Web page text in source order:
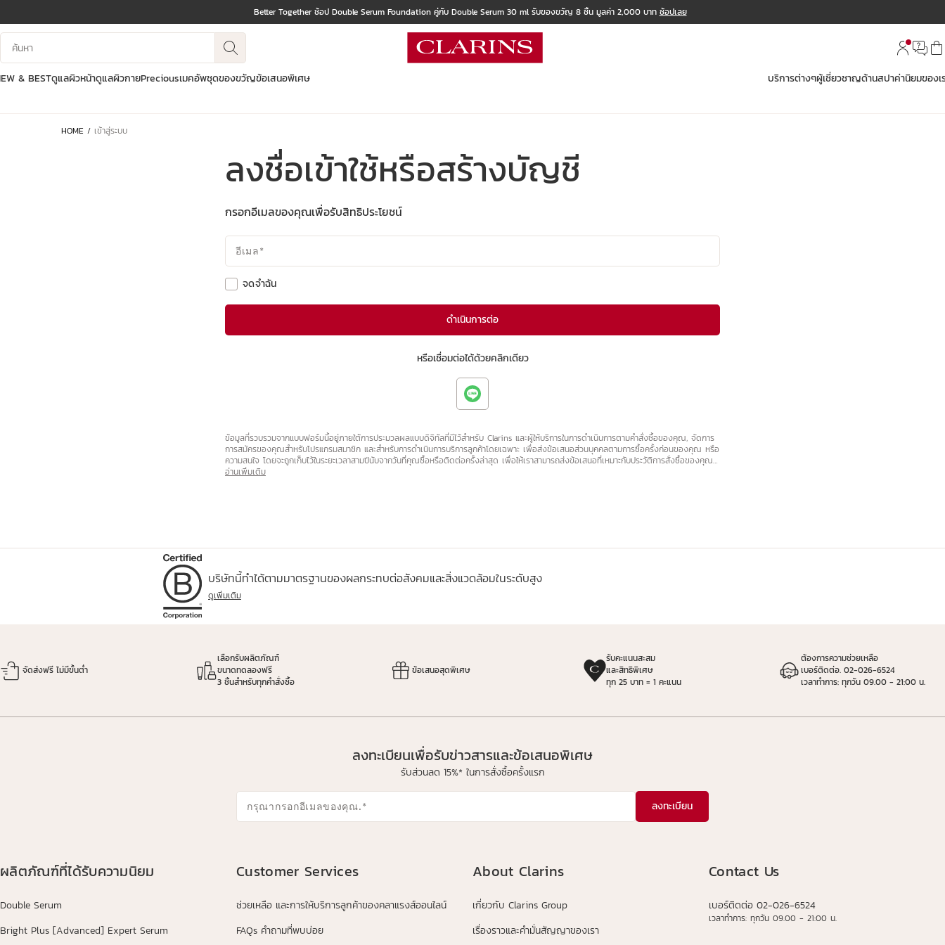
ข้ามไปยังเนื้อหา
Better Together ช้อป Double Serum Foundation คู่กับ Double Serum 30 ml รับของขวัญ 8 ชิ้น มูลค่า 2,000 บาท ช้อปเลย
บันทึกข้อมูลค้นหา
& BESTดูแลผิวหน้าดูแลผิวกายPreciousเมคอัพชุดของขวัญข้อเสนอพิเศษ บริการต่างๆผู้เชี่ยวชาญด้านสปาค่านิยมของเ
HOME เข้าสู่ระบบ
ลงชื่อเข้าใช้หรือสร้างบัญชี
กรอกอีเมลของคุณเพื่อรับสิทธิประโยชน์
อีเมล*
จดจำฉัน
ดำเนินการต่อ
หรือเชื่อมต่อได้ด้วยคลิกเดียว
ข้อมูลที่รวบรวมจากแบบฟอร์มนี้อยู่ภายใต้การประมวลผลแบบดิจิทัลที่มีไว้สำหรับ Clarins และผู้ให้บริการในการดำเนินการตามคำสั่งซื้อของคุณ, จัดการ
การสมัครของคุณสำหรับโปรแกรมสมาชิก และสำหรับการดำเนินการบริการลูกค้าโดยเฉพาะ เพื่อส่งข้อเสนอส่วนบุคคลตามการซื้อครั้งก่อนของคุณ หรือ
ความสนใจ โดยจะถูกเก็บไว้ในระยะเวลาสามปีนับจากวันที่คุณซื้อหรือติดต่อครั้งล่าสุด เพื่อให้เราสามารถส่งข้อเสนอที่เหมาะกับประวัติการสั่งซื้อของคุณ
ได้ แต่ไม่สามารถแก้ไขหรือปรับเปลี่ยนบัญชีของคุณได้ คุณมีสิทธิ์ในการเข้าถึง แก้ไข ลบ และโอนข้อมูลที่เกี่ยวข้องกับคุณแต่ภายผู้เดียว หรือ คุณ
อ่านเพิ่มเติม
บริษัทนี้ทำได้ตามมาตรฐานของผลกระทบต่อสังคมและสิ่งแวดล้อมในระดับสูง
ดูเพิ่มเติม
จัดส่งฟรี ไม่มีขั้นต่ำ
เลือกรับผลิตภัณฑ์
ขนาดทดลองฟรี
3 ชิ้นสำหรับทุกคำสั่งซื้อ
ข้อเสนอสุดพิเศษ
รับคะแนนสะสม
และสิทธิพิเศษ
ทุก 25 บาท = 1 คะแนน
ต้องการความช่วยเหลือ
เบอร์ติดต่อ. 02-026-6524
เวลาทำการ: ทุกวัน 09.00 - 21:00 น.
ลงทะเบียนเพื่อรับข่าวสารและข้อเสนอพิเศษ
รับส่วนลด 15%* ในการสั่งซื้อครั้งแรก
กรุณากรอกอีเมลของคุณ.* ลงทะเบียน
ผลิตภัณฑ์ที่ได้รับความนิยม
Double Serum
Bright Plus [Advanced] Expert Serum
Customer Services
ช่วยเหลือ และการให้บริการลูกค้าของคลาแรงส์ออนไลน์
FAQs คำถามที่พบบ่อย
About Clarins
เกี่ยวกับ Clarins Group
เรื่องราวและคำมั่นสัญญาของเรา
Contact Us
เบอร์ติดต่อ 02-026-6524
เวลาทำการ: ทุกวัน 09.00 - 21:00 น.